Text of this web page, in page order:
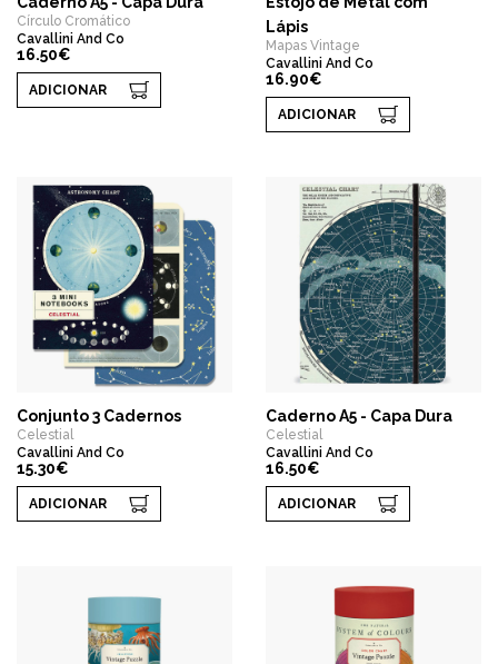
Círculo Cromático
Cavallini And Co
16.50€
ADICIONAR
Lápis
Mapas Vintage
Cavallini And Co
16.90€
ADICIONAR
Conjunto 3 Cadernos
Celestial
Cavallini And Co
15.30€
ADICIONAR
Caderno A5 - Capa Dura
Celestial
Cavallini And Co
16.50€
ADICIONAR